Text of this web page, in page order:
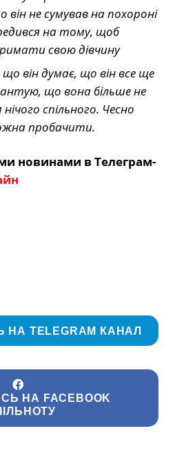
не сумував на похороні
на тому, щоб
свою дівчину
він думає, що він все ще
що вона більше не
спільного. Чесно
пробачити.
новинами в Телеграм-
НА TELEGRAM КАНАЛ
НА FACEBOOK